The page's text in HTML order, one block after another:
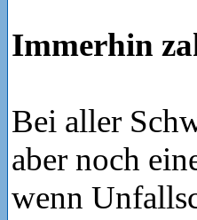
Immerhin
Bei aller
aber noch
wenn